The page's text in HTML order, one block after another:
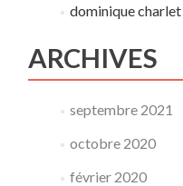
dominique charlet
ARCHIVES
septembre 2021
octobre 2020
février 2020